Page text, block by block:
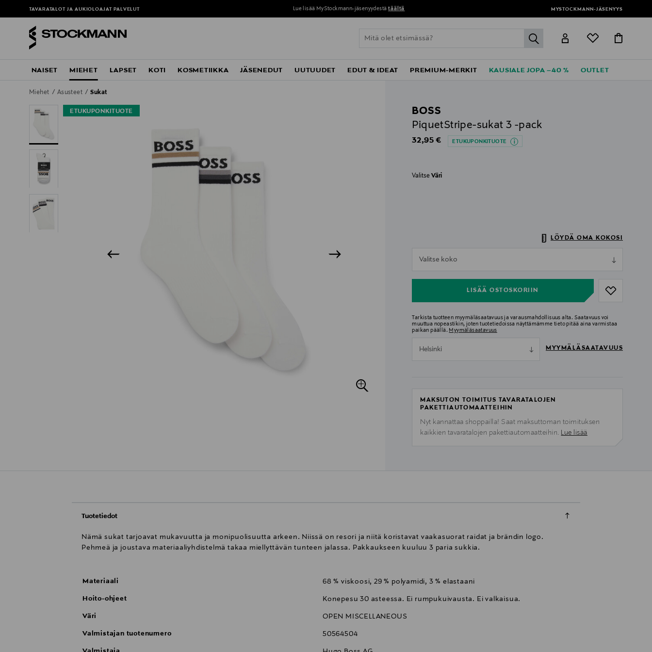
TAVARATALOT JA AUKIOLOAJAT PALVELUT Lue lisää MyStockmann-jäsenyydestä täältä MYSTOCKMANN-JÄSENYYS
label.header.go
NAISET MIEHET LAPSET KOTI KOSMETIIKKA JÄSENEDUT UUTUUDET EDUT & IDEAT PREMIUM-MERKIT KAUSIALE JOPA –40 % OUTLET
Miehet Asusteet Sukat
ETUKUPONKITUOTE
BOSS
PiquetStripe-sukat 3 -pack
Original Price
32,95 € ETUKUPONKITUOTE
ValitseVäri
LÖYDÄ OMA KOKOSI
Valitse koko
LISÄÄ OSTOSKORIIN
Tarkista tuotteen myymäläsaatavuus ja varausmahdollisuus alta. Saatavuus voi
muuttua nopeastikin, joten tuotetiedoissa näyttämämme tieto pitää aina varmistaa
paikan päällä. Myymäläsaatavuus
Helsinki MYYMÄLÄSAATAVUUS
MAKSUTON TOIMITUS TAVARATALOJEN
PAKETTIAUTOMAATTEIHIN
Nyt kannattaa shoppailla! Saat maksuttoman toimituksen
kaikkien tavaratalojen pakettiautomaatteihin. Lue lisää
Tuotetiedot
Nämä sukat tarjoavat mukavuutta ja monipuolisuutta arkeen. Niissä on resori ja niitä koristavat vaakasuorat raidat ja brändin logo.
Pehmeä ja joustava materiaaliyhdistelmä takaa miellyttävän tunteen jalassa. Pakkaukseen kuuluu 3 paria sukkia.
Materiaali 68 % viskoosi, 29 % polyamidi, 3 % elastaani
Hoito-ohjeet Konepesu 30 asteessa. Ei rumpukuivausta. Ei valkaisua.
Väri OPEN MISCELLANEOUS
Valmistajan tuotenumero 50564504